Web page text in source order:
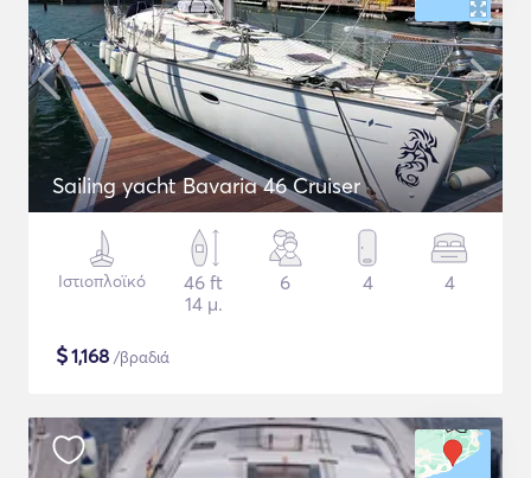
Sailing yacht Bavaria 46 Cruiser
Ιστιοπλοϊκό
46 ft
14 μ.
6 4 4
$1,168 /βραδιά